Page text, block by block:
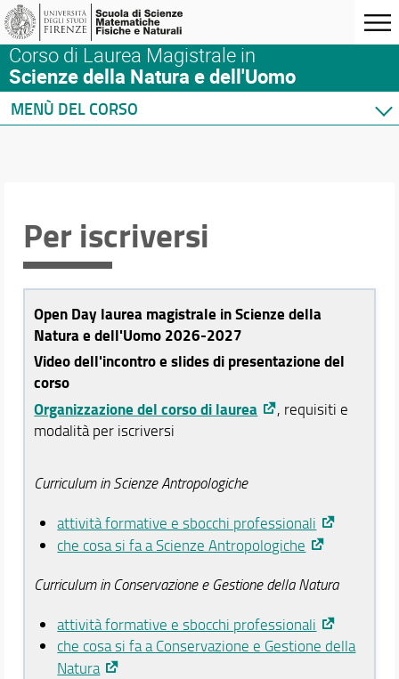
Corso di Laurea Magistrale in
Scienze della Natura e dell'Uomo
MENÙ DEL CORSO
Organizzazione
Norme e regolamenti
Per iscriversi
Per laurearsi
Proseguire dopo la laurea
Iscrizione all'Albo degli Agrotecnici
Il lavoro del naturalista
Accesso all'insegnamento
Segnalazioni e reclami
Verbali e Relazioni
Orario e calendari
Per iscriversi
Open Day laurea magistrale in Scienze della
Natura e dell'Uomo 2026-2027
Video dell'incontro e slides di presentazione del
corso
Organizzazione del corso di laurea
, requisiti e
modalità per iscriversi
Curriculum in Scienze Antropologiche
attività formative e sbocchi professionali
che cosa si fa a Scienze Antropologiche
Curriculum in Conservazione e Gestione della Natura
attività formative e sbocchi professionali
che cosa si fa a Conservazione e Gestione della
Natura